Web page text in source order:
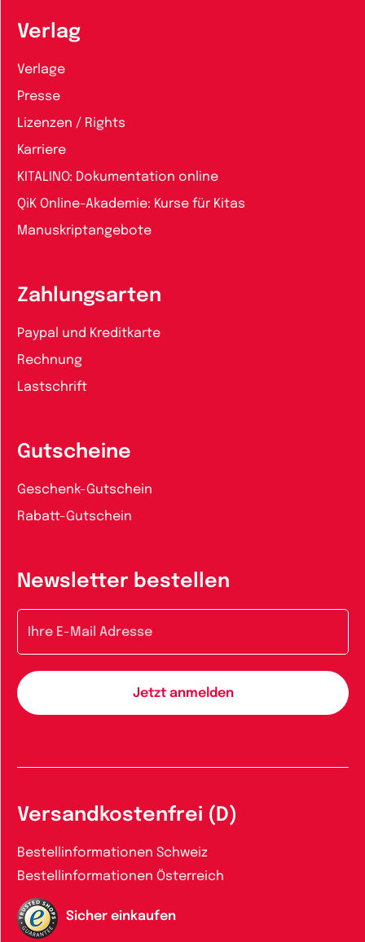
Verlag
Verlage
Presse
Lizenzen / Rights
Karriere
KITALINO: Dokumentation online
QiK Online-Akademie: Kurse für Kitas
Manuskriptangebote
Zahlungsarten
Paypal und Kreditkarte
Rechnung
Lastschrift
Gutscheine
Geschenk-Gutschein
Rabatt-Gutschein
Newsletter bestellen
Versandkostenfrei (D)
Bestellinformationen Schweiz
Bestellinformationen Österreich
Sicher einkaufen